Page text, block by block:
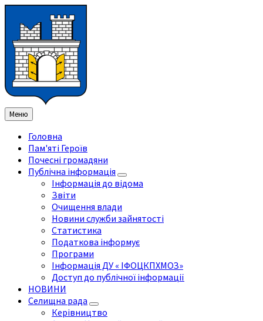
змісту
ліву
бічну
панель
праву
бічну
панель
нижнього
колонтитула
Меню
Головна
Пам'яті Героїв
Почесні громадяни
Публічна інформація
Інформація до відома
Звіти
Очищення влади
Новини служби зайнятості
Статистика
Податкова інформує
Програми
Інформація ДУ « ІФОЦКПХМОЗ»
Доступ до публічної інформації
НОВИНИ
Селищна рада
Керівництво